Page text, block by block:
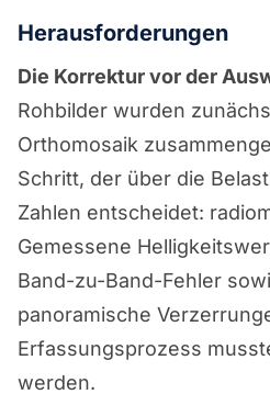
Herausforderungen
Die Korrektur vor der
Rohbilder wurden
Orthomosaik
Schritt, der über die
Zahlen entscheidet:
Gemessene
Band-zu-Band-Fehler
panoramische
Erfassungsprozess
werden.